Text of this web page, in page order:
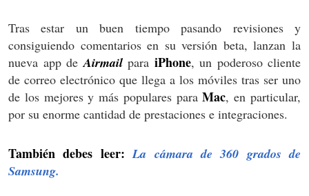
Tras estar un buen tiempo pasando revisiones y
consiguiendo comentarios en su versión beta, lanzan la
nueva app deAirmailpara iPhone, un poderoso cliente
de correo electrónico que llega a los móviles tras ser uno
de los mejores y más populares paraMac, en particular,
por su enorme cantidad de prestaciones e integraciones.
También debes leer:La cámara de 360 grados de
Samsung.